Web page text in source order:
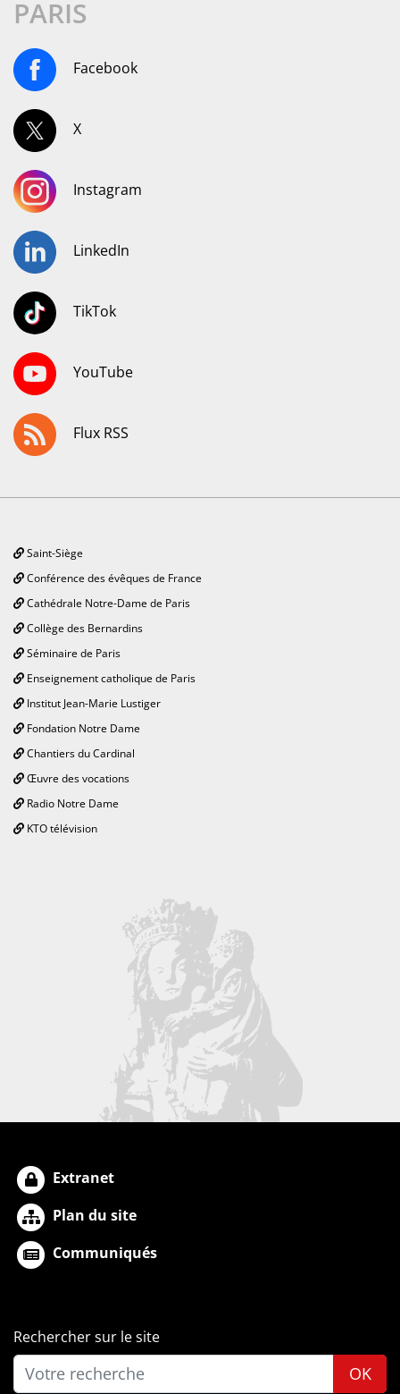
PARIS
Facebook
X
Instagram
LinkedIn
TikTok
YouTube
Flux RSS
Saint-Siège
Conférence des évêques de France
Cathédrale Notre-Dame de Paris
Collège des Bernardins
Séminaire de Paris
Enseignement catholique de Paris
Institut Jean-Marie Lustiger
Fondation Notre Dame
Chantiers du Cardinal
Œuvre des vocations
Radio Notre Dame
KTO télévision
Extranet
Plan du site
Communiqués
Rechercher sur le site
OK